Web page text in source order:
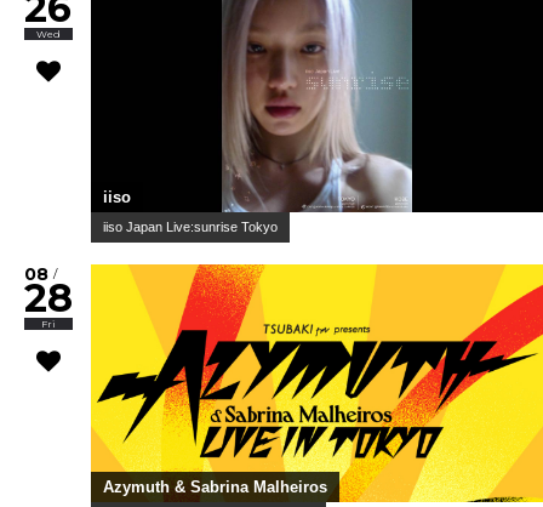
Wed
iiso
iiso Japan Live:sunrise Tokyo
08 /
28
Fri
Azymuth & Sabrina Malheiros